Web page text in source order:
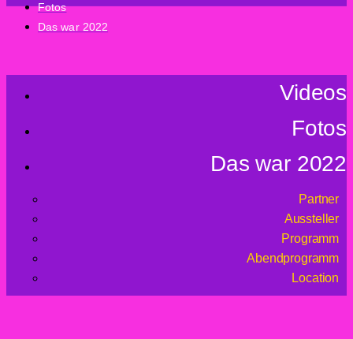
Fotos
Das war 2022
Videos
Fotos
Das war 2022
Partner
Aussteller
Programm
Abendprogramm
Location